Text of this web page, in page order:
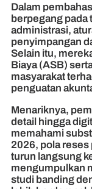
Dalam
berpegang pada
administrasi,
penyimpangan
Selain itu,
Biaya (ASB)
masyarakat
penguatan
Menariknya,
detail hingga
memahami
2026, pola reses
turun langsung
mengumpulkan
studi banding